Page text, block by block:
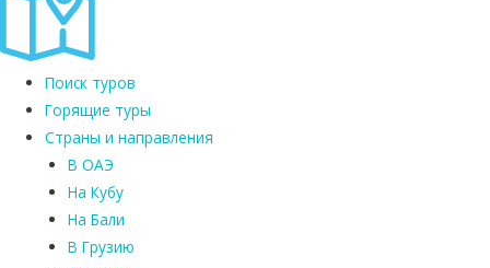
Поиск туров
Горящие туры
Страны и направления
В ОАЭ
На Кубу
На Бали
В Грузию